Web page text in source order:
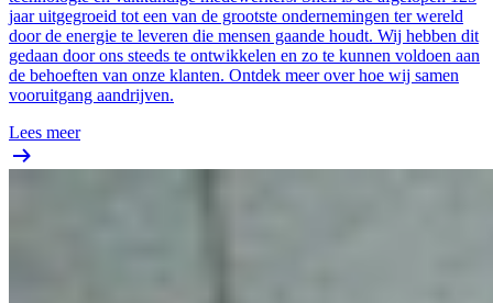
jaar uitgegroeid tot een van de grootste ondernemingen ter wereld
door de energie te leveren die mensen gaande houdt. Wij hebben dit
gedaan door ons steeds te ontwikkelen en zo te kunnen voldoen aan
de behoeften van onze klanten. Ontdek meer over hoe wij samen
vooruitgang aandrijven.
Lees meer